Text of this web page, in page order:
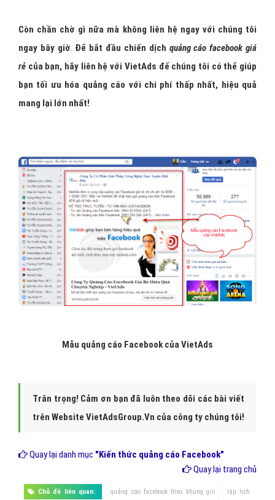
Còn chần chờ gì nữa mà không liên hệ ngay với chúng tôi
ngay bây giờ. Để bắt đầu chiến dịch quảng cáo facebook giá
rẻ của bạn, hãy liên hệ với VietAds để chúng tôi có thể giúp
bạn tối ưu hóa quảng cáo với chi phí thấp nhất, hiệu quả
mang lại lớn nhất!
Mẫu quảng cáo Facebook của VietAds
Trân trọng! Cảm ơn bạn đã luôn theo dõi các bài viết
trên Website VietAdsGroup.Vn của công ty chúng tôi!
Quay lại danh mục "Kiến thức quảng cáo Facebook"
Quay lại trang chủ
Chủ đề liên quan: quảng cáo facebook theo khung giờ lập lịch